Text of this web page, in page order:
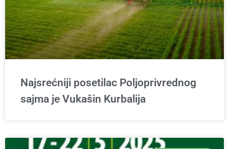
Najsrećniji posetilac Poljoprivrednog
sajma je Vukašin Kurbalija